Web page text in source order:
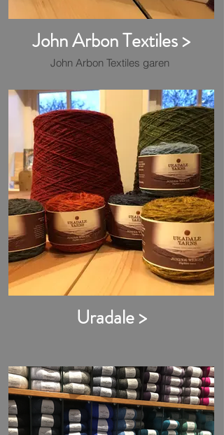
John Arbon Textiles >
John Arbon Textiles garen
Uradale >